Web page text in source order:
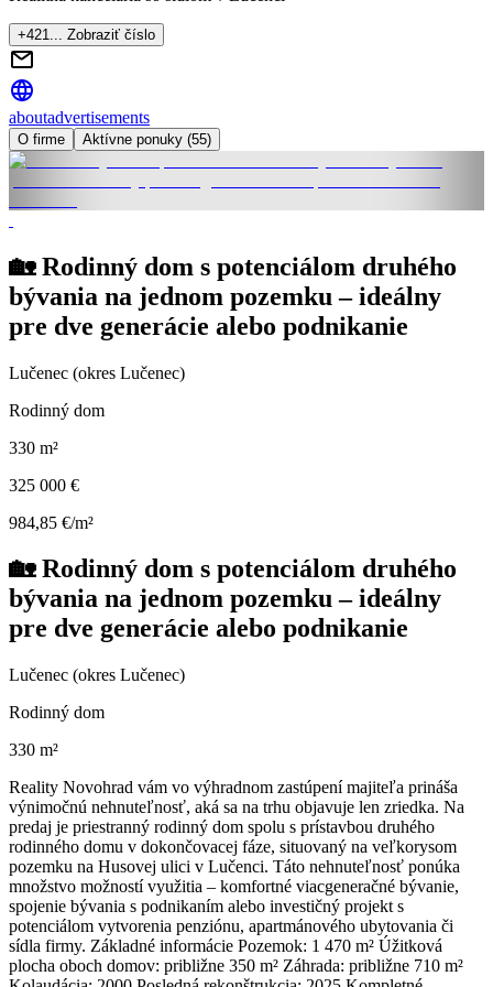
+421... Zobraziť číslo
aboutadvertisements
O firme Aktívne ponuky (55)
🏡 Rodinný dom s potenciálom druhého
bývania na jednom pozemku – ideálny
pre dve generácie alebo podnikanie
Lučenec (okres Lučenec)
Rodinný dom
330 m²
325 000 €
984,85 €/m²
🏡 Rodinný dom s potenciálom druhého
bývania na jednom pozemku – ideálny
pre dve generácie alebo podnikanie
Lučenec (okres Lučenec)
Rodinný dom
330 m²
Reality Novohrad vám vo výhradnom zastúpení majiteľa prináša
výnimočnú nehnuteľnosť, aká sa na trhu objavuje len zriedka. Na
predaj je priestranný rodinný dom spolu s prístavbou druhého
rodinného domu v dokončovacej fáze, situovaný na veľkorysom
pozemku na Husovej ulici v Lučenci. Táto nehnuteľnosť ponúka
množstvo možností využitia – komfortné viacgeneračné bývanie,
spojenie bývania s podnikaním alebo investičný projekt s
potenciálom vytvorenia penziónu, apartmánového ubytovania či
sídla firmy. Základné informácie Pozemok: 1 470 m² Úžitková
plocha oboch domov: približne 350 m² Záhrada: približne 710 m²